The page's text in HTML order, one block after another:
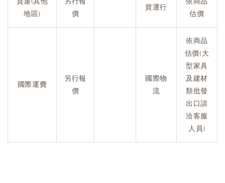
地區)
價
貨運行
估價
國際運費
另行報
價
國際物
流
依商品
估價(大
型家具
及建材
類批發
出口請
洽客服
人員)